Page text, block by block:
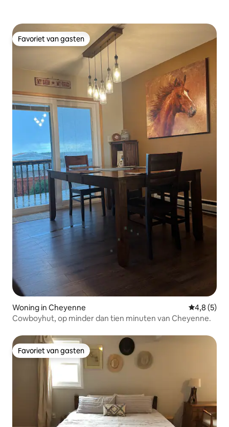
Favoriet van gasten
Favoriet van gasten
Woning in Cheyenne
4,8 (5)
Cowboyhut, op minder dan tien minuten van Cheyenne.
Favoriet van gasten
Favoriet van gasten